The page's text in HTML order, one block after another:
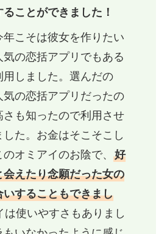
ことができました！
年こそは彼女を作りたい
気の恋括アプリでもある
用しました。選んだの
気の恋括アプリだったの
さも知ったので利用させ
た。お金はそこそこし
オミアイのお陰で、 好
会えたり念願だった女の
いすることもできまし
は使いやすさもありまし